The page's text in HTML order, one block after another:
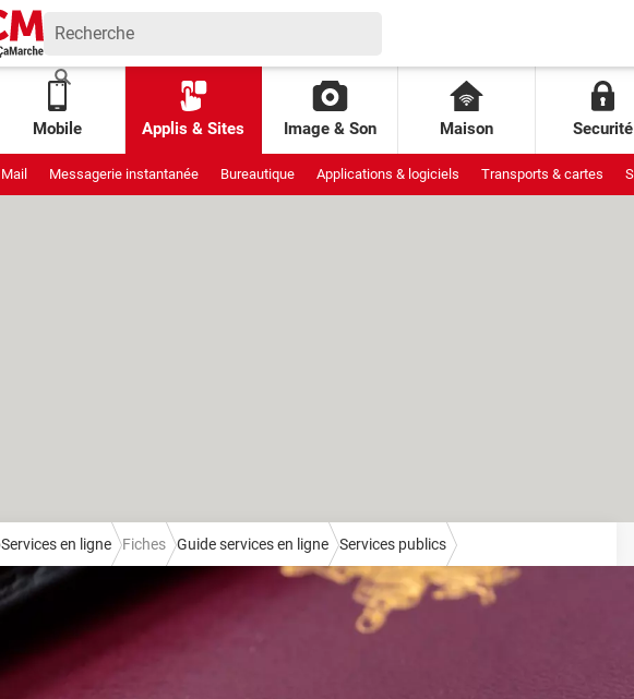
Mobile Applis & Sites Image & Son Maison Securité
Mail Messagerie instantanée Bureautique Applications & logiciels Transports & cartes
Services en ligne Fiches Guide services en ligne Services publics